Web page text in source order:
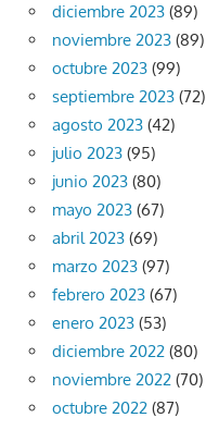
diciembre 2023 (89)
noviembre 2023 (89)
octubre 2023 (99)
septiembre 2023 (72)
agosto 2023 (42)
julio 2023 (95)
junio 2023 (80)
mayo 2023 (67)
abril 2023 (69)
marzo 2023 (97)
febrero 2023 (67)
enero 2023 (53)
diciembre 2022 (80)
noviembre 2022 (70)
octubre 2022 (87)